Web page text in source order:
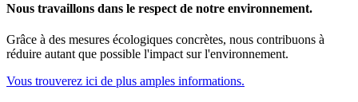
Nous travaillons dans le respect de notre environnement.
Grâce à des mesures écologiques concrètes, nous contribuons à
réduire autant que possible l'impact sur l'environnement.
Vous trouverez ici de plus amples informations.